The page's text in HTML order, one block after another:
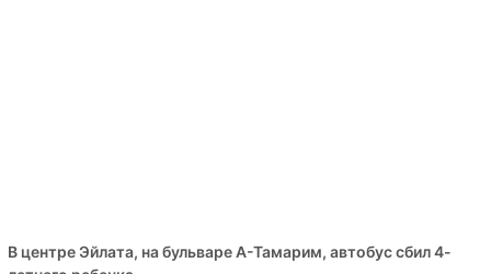
В центре Эйлата, на бульваре А-Тамарим, автобус сбил 4-